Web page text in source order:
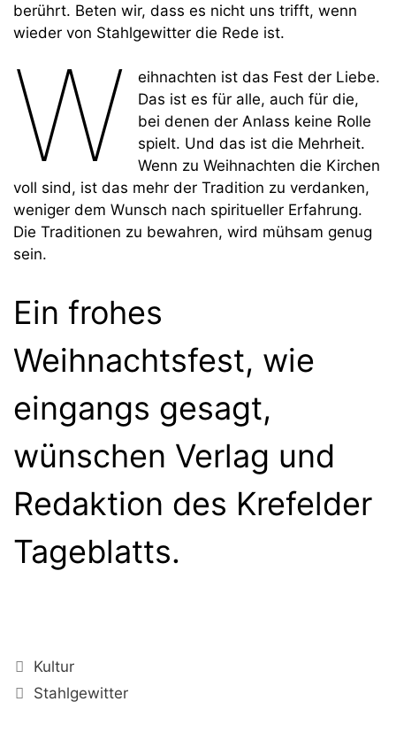
berührt. Beten wir, dass es nicht uns trifft, wenn
wieder von Stahlgewitter die Rede ist.
W
eihnachten ist das Fest der Liebe.
Das ist es für alle, auch für die,
bei denen der Anlass keine Rolle
spielt. Und das ist die Mehrheit.
Wenn zu Weihnachten die Kirchen
voll sind, ist das mehr der Tradition zu verdanken,
weniger dem Wunsch nach spiritueller Erfahrung.
Die Traditionen zu bewahren, wird mühsam genug
sein.
Ein frohes
Weihnachtsfest, wie
eingangs gesagt,
wünschen Verlag und
Redaktion des Krefelder
Tageblatts.
Kategorien
Kultur
Schlagwörter
Stahlgewitter